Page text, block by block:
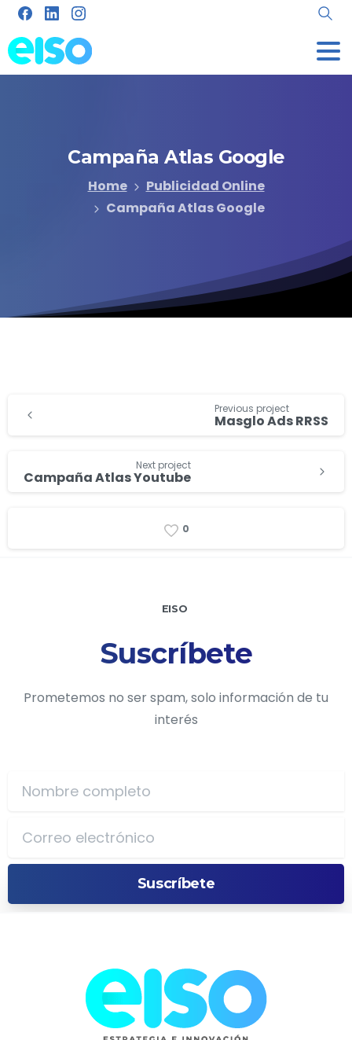
Campaña Atlas Google
Home
Publicidad Online
Campaña Atlas Google
Previous project
Masglo Ads RRSS
Next project
Campaña Atlas Youtube
0
EISO
Suscríbete
Prometemos no ser spam, solo información de tu
interés